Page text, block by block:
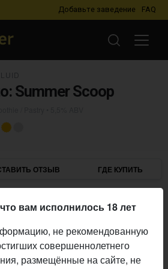
Добавьте заведение FAQ
Summer Scoop
ОТЗЫВ ГДЕ КУПИТЬ
вам исполнилось 18 лет
не рекомендованную
совершеннолетнего
размещённые на сайте, не